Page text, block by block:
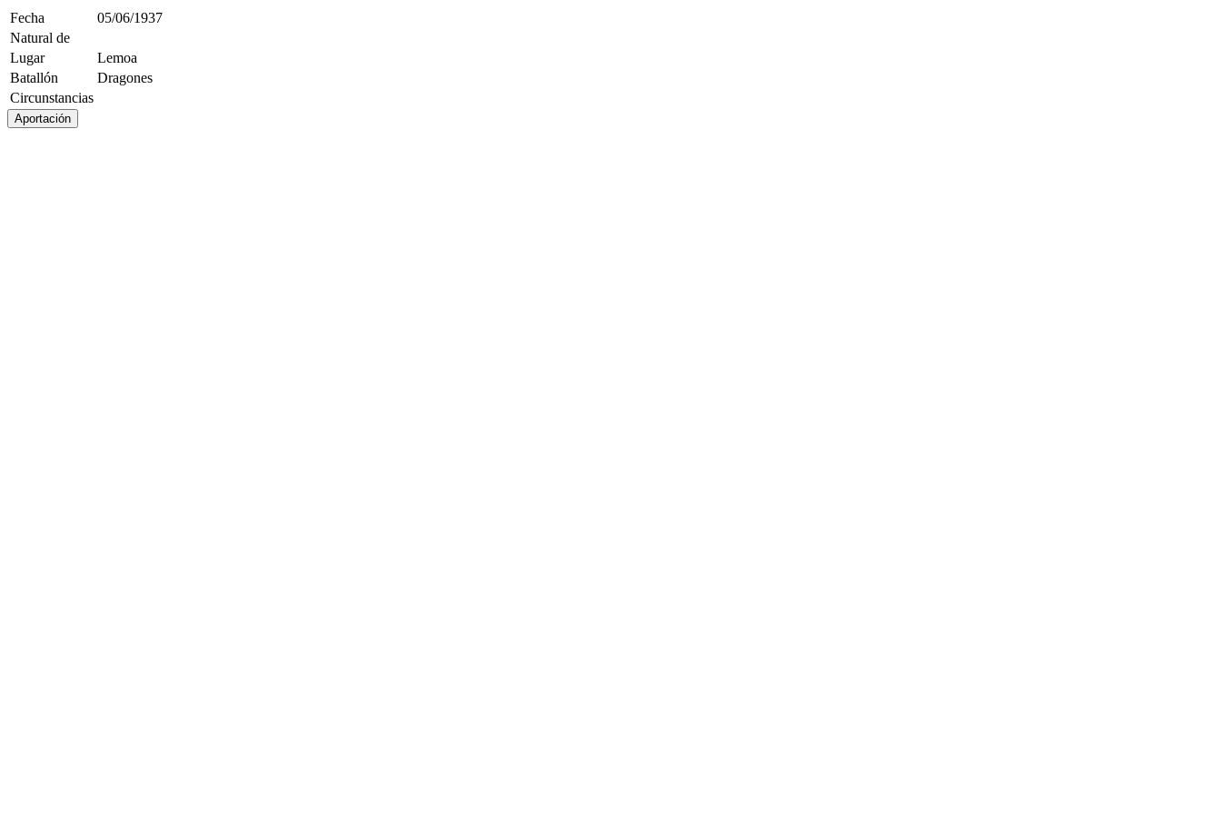
Fecha
05/06/1937
Natural de
Lugar
Lemoa
Batallón
Dragones
Circunstancias